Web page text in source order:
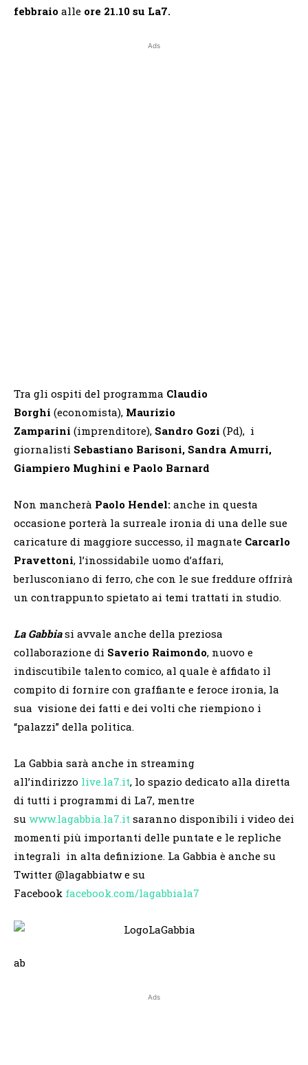
febbraio alle ore 21.10 su La7.
Ads
Tra gli ospiti del programma Claudio
Borghi (economista), Maurizio
Zamparini (imprenditore), Sandro Gozi (Pd), i
giornalisti Sebastiano Barisoni, Sandra Amurri,
Giampiero Mughini e Paolo Barnard
Non mancherà Paolo Hendel: anche in questa
occasione porterà la surreale ironia di una delle sue
caricature di maggiore successo, il magnate Carcarlo
Pravettoni, l’inossidabile uomo d’affari,
berlusconiano di ferro, che con le sue freddure offrirà
un contrappunto spietato ai temi trattati in studio.
La Gabbiasi avvale anche della preziosa
collaborazione di Saverio Raimondo, nuovo e
indiscutibile talento comico, al quale è affidato il
compito di fornire con graffiante e feroce ironia, la
sua visione dei fatti e dei volti che riempiono i
“palazzi” della politica.
La Gabbia sarà anche in streaming
all’indirizzo live.la7.it, lo spazio dedicato alla diretta
di tutti i programmi di La7, mentre
su www.lagabbia.la7.it saranno disponibili i video dei
momenti più importanti delle puntate e le repliche
integrali in alta definizione. La Gabbia è anche su
Twitter @lagabbiatw e su
Facebook facebook.com/lagabbiala7
ab
Ads